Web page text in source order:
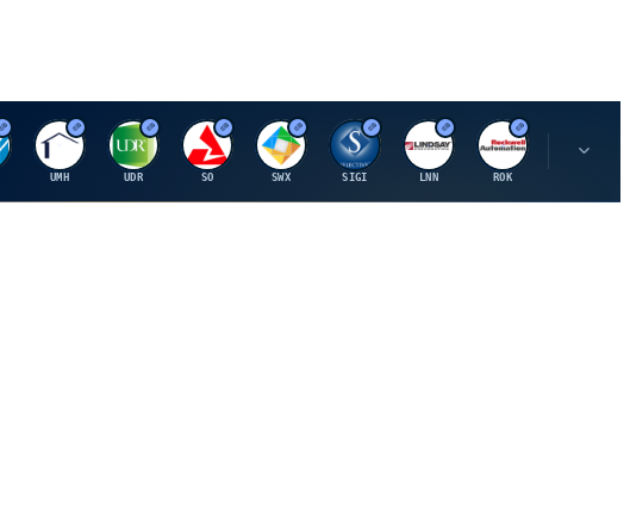
U
UMH
U
UDR
S
SO
S
SWX
S
SIGI
L
LNN
R
ROK
P